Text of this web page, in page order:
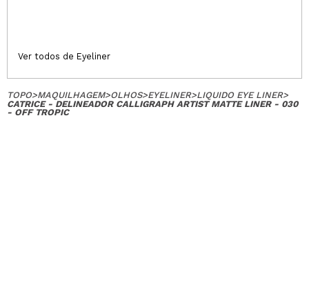
Ver todos de Eyeliner
TOPO>MAQUILHAGEM>OLHOS>EYELINER>LIQUIDO EYE LINER>
CATRICE - DELINEADOR CALLIGRAPH ARTIST MATTE LINER - 030
- OFF TROPIC